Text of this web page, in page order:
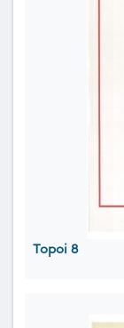
Topoi 8